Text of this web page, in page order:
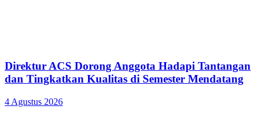
Direktur ACS Dorong Anggota Hadapi Tantangan
dan Tingkatkan Kualitas di Semester Mendatang
4 Agustus 2026